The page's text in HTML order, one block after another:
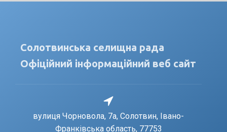
Солотвинська селищна рада
Офіційний інформаційний веб сайт
вулиця Чорновола, 7a, Солотвин, Івано-
Франківська область, 77753